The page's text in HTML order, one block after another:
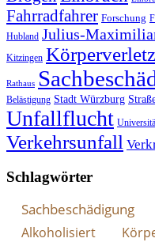
Fahrradfahrer Forschung
Hubland Julius-
Kitzingen
Rathaus
Belästigung Stadt Würzburg
Unfallflucht
Verkehrsunfall
Schlagwörter
Sachbeschädigung
Alkoholisiert